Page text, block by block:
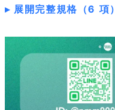
展開完整規格（6 項）